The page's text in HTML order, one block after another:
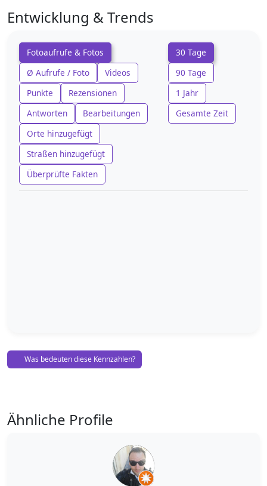
Entwicklung & Trends
Fotoaufrufe & Fotos
Ø Aufrufe / Foto
Videos
Punkte
Rezensionen
Antworten
Bearbeitungen
Orte hinzugefügt
Straßen hinzugefügt
Überprüfte Fakten
30 Tage
90 Tage
1 Jahr
Gesamte Zeit
Was bedeuten diese Kennzahlen?
Ähnliche Profile